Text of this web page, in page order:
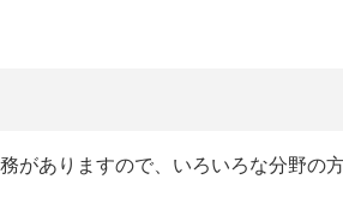
がありますので、いろいろな分野の